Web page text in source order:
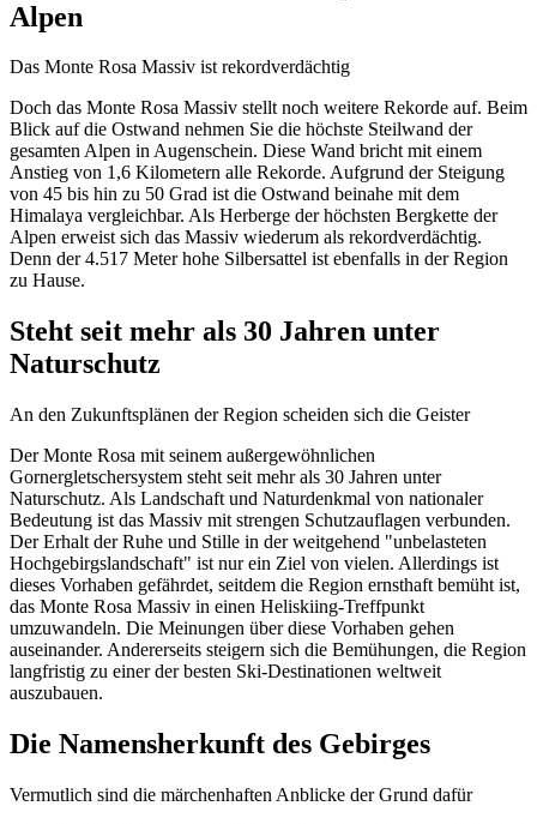
Alpen
Das Monte Rosa Massiv ist rekordverdächtig
Doch das Monte Rosa Massiv stellt noch weitere Rekorde auf. Beim
Blick auf die Ostwand nehmen Sie die höchste Steilwand der
gesamten Alpen in Augenschein. Diese Wand bricht mit einem
Anstieg von 1,6 Kilometern alle Rekorde. Aufgrund der Steigung
von 45 bis hin zu 50 Grad ist die Ostwand beinahe mit dem
Himalaya vergleichbar. Als Herberge der höchsten Bergkette der
Alpen erweist sich das Massiv wiederum als rekordverdächtig.
Denn der 4.517 Meter hohe Silbersattel ist ebenfalls in der Region
zu Hause.
Steht seit mehr als 30 Jahren unter
Naturschutz
An den Zukunftsplänen der Region scheiden sich die Geister
Der Monte Rosa mit seinem außergewöhnlichen
Gornergletschersystem steht seit mehr als 30 Jahren unter
Naturschutz. Als Landschaft und Naturdenkmal von nationaler
Bedeutung ist das Massiv mit strengen Schutzauflagen verbunden.
Der Erhalt der Ruhe und Stille in der weitgehend "unbelasteten
Hochgebirgslandschaft" ist nur ein Ziel von vielen. Allerdings ist
dieses Vorhaben gefährdet, seitdem die Region ernsthaft bemüht ist,
das Monte Rosa Massiv in einen Heliskiing-Treffpunkt
umzuwandeln. Die Meinungen über diese Vorhaben gehen
auseinander. Andererseits steigern sich die Bemühungen, die Region
langfristig zu einer der besten Ski-Destinationen weltweit
auszubauen.
Die Namensherkunft des Gebirges
Vermutlich sind die märchenhaften Anblicke der Grund dafür